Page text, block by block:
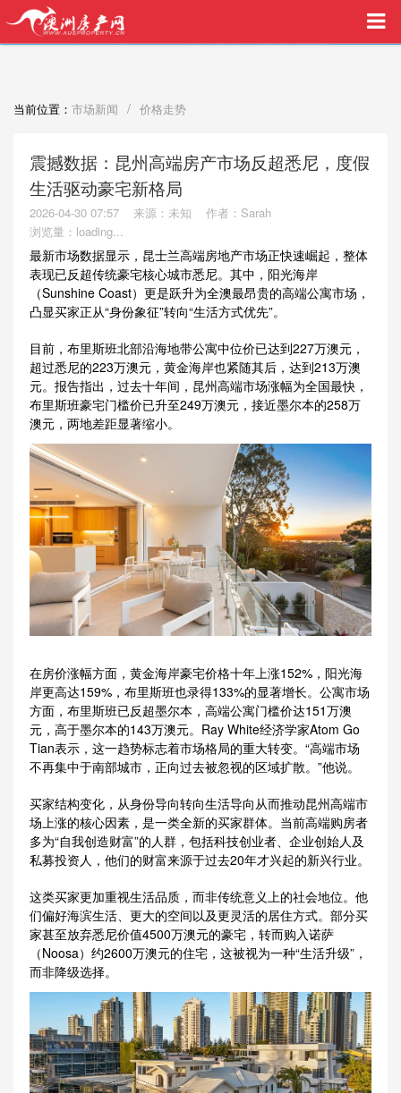
买家中介VIP服务，助您安心购房
当前位置： 市场新闻 / 价格走势
震撼数据：昆州高端房产市场反超悉尼，度假
生活驱动豪宅新格局
2026-04-30 07:57 来源：未知
作者：Sarah
浏览量： loading...
最新市场数据显示，昆士兰高端房地产市场正快速崛起，整体
表现已反超传统豪宅核心城市悉尼。其中，阳光海岸
（Sunshine Coast）更是跃升为全澳最昂贵的高端公寓市场，
凸显买家正从“身份象征”转向“生活方式优先”。
目前，布里斯班北部沿海地带公寓中位价已达到227万澳元，
超过悉尼的223万澳元，黄金海岸也紧随其后，达到213万澳
元。报告指出，过去十年间，昆州高端市场涨幅为全国最快，
布里斯班豪宅门槛价已升至249万澳元，接近墨尔本的258万
澳元，两地差距显著缩小。
在房价涨幅方面，黄金海岸豪宅价格十年上涨152%，阳光海
岸更高达159%，布里斯班也录得133%的显著增长。公寓市场
方面，布里斯班已反超墨尔本，高端公寓门槛价达151万澳
元，高于墨尔本的143万澳元。Ray White经济学家Atom Go
Tian表示，这一趋势标志着市场格局的重大转变。“高端市场
不再集中于南部城市，正向过去被忽视的区域扩散。”他说。
买家结构变化，从身份导向转向生活导向从而推动昆州高端市
场上涨的核心因素，是一类全新的买家群体。当前高端购房者
多为“自我创造财富”的人群，包括科技创业者、企业创始人及
私募投资人，他们的财富来源于过去20年才兴起的新兴行业。
这类买家更加重视生活品质，而非传统意义上的社会地位。他
们偏好海滨生活、更大的空间以及更灵活的居住方式。部分买
家甚至放弃悉尼价值4500万澳元的豪宅，转而购入诺萨
（Noosa）约2600万澳元的住宅，这被视为一种“生活升级”，
而非降级选择。